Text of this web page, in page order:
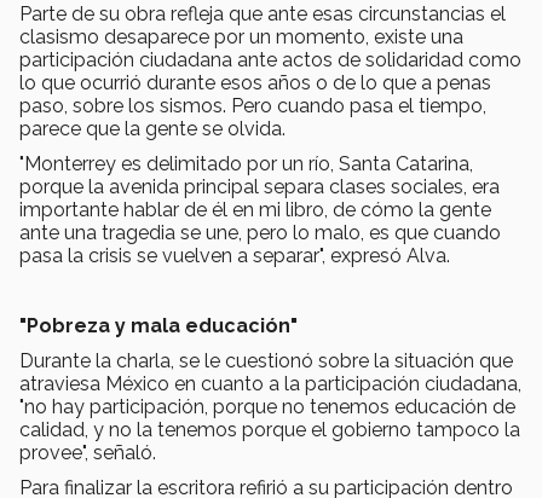
Parte de su obra refleja que ante esas circunstancias el
clasismo desaparece por un momento, existe una
participación ciudadana ante actos de solidaridad como
lo que ocurrió durante esos años o de lo que a penas
paso, sobre los sismos. Pero cuando pasa el tiempo,
parece que la gente se olvida.
"Monterrey es delimitado por un río, Santa Catarina,
porque la avenida principal separa clases sociales, era
importante hablar de él en mi libro, de cómo la gente
ante una tragedia se une, pero lo malo, es que cuando
pasa la crisis se vuelven a separar", expresó Alva.
"Pobreza y mala educación"
Durante la charla, se le cuestionó sobre la situación que
atraviesa México en cuanto a la participación ciudadana,
"no hay participación, porque no tenemos educación de
calidad, y no la tenemos porque el gobierno tampoco la
provee", señaló.
Para finalizar la escritora refirió a su participación dentro